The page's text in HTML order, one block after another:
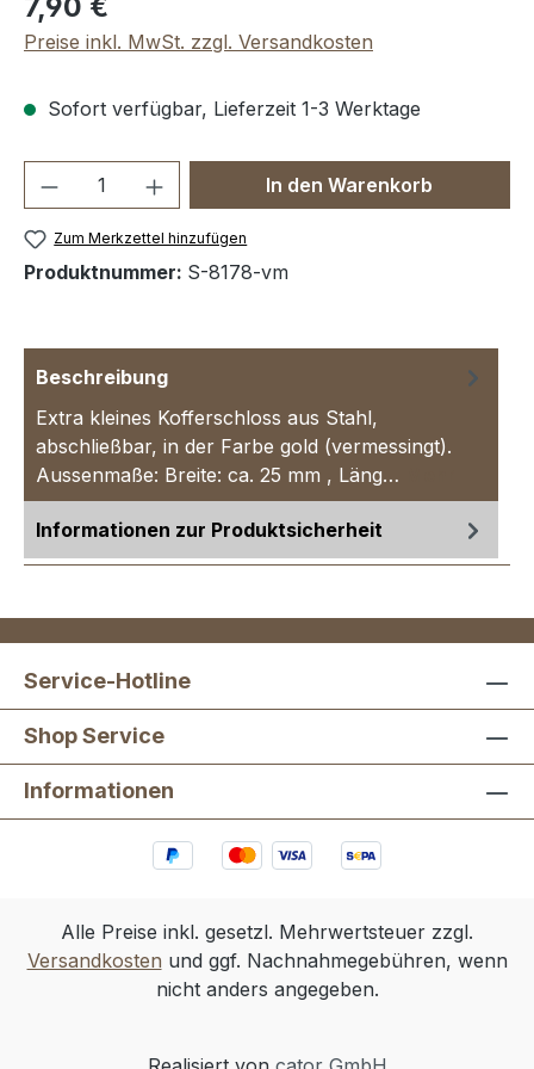
Preise inkl. MwSt. zzgl. Versandkosten
Sofort verfügbar, Lieferzeit 1-3 Werktage
Produkt Anzahl: Gib denIn den Warenkorb
Zum Merkzettel hinzufügen
Produktnummer: S-8178-vm
Beschreibung
Extra kleines Kofferschloss aus Stahl,
abschließbar, in der Farbe gold (vermessingt).
Aussenmaße: Breite: ca. 25 mm , Läng…
Informationen zur Produktsicherheit
Service-Hotline
Shop Service
Informationen
Alle Preise inkl. gesetzl. Mehrwertsteuer zzgl.
Versandkosten und ggf. Nachnahmegebühren, wenn
nicht anders angegeben.